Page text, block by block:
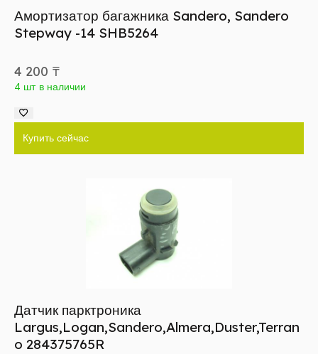
Амортизатор багажника Sandero, Sandero
Stepway -14 SHB5264
4 200 ₸
4 шт в наличии
Купить сейчас
Датчик парктроника
Largus,Logan,Sandero,Almera,Duster,Terran
o 284375765R